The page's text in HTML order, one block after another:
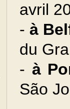
avril
-à
du
- à
São